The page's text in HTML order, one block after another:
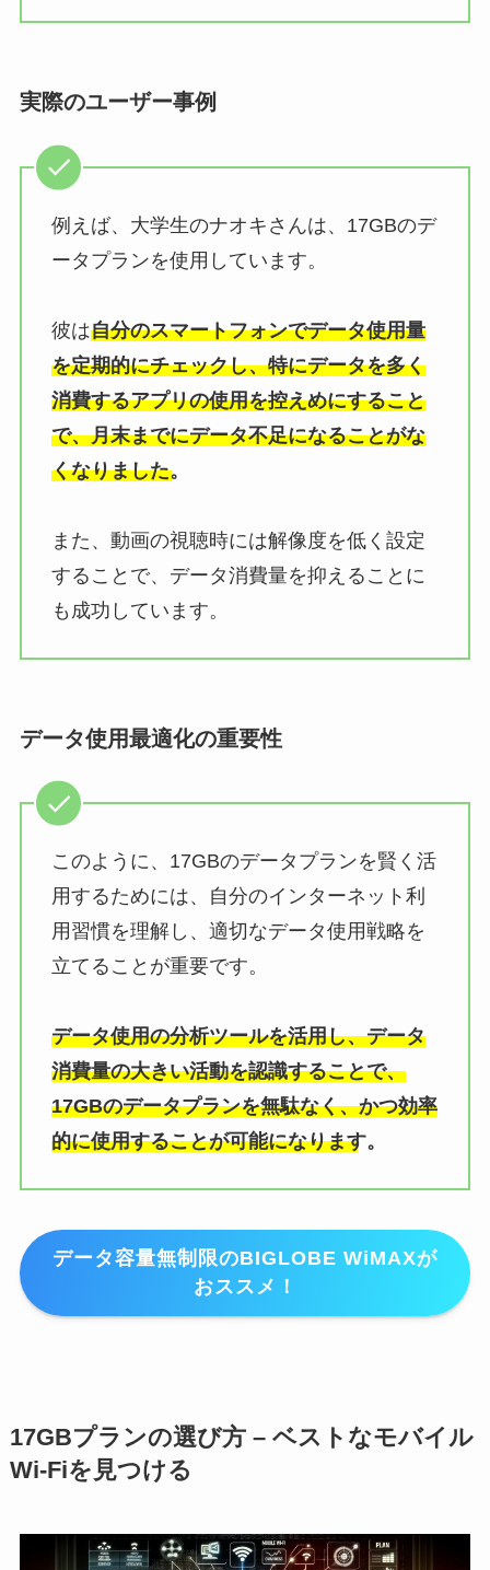
実際のユーザー事例
例えば、大学生のナオキさんは、17GBのデ
ータプランを使用しています。
彼は自分のスマートフォンでデータ使用量
を定期的にチェックし、特にデータを多く
消費するアプリの使用を控えめにすること
で、月末までにデータ不足になることがな
くなりました。
また、動画の視聴時には解像度を低く設定
することで、データ消費量を抑えることに
も成功しています。
データ使用最適化の重要性
このように、17GBのデータプランを賢く活
用するためには、自分のインターネット利
用習慣を理解し、適切なデータ使用戦略を
立てることが重要です。
データ使用の分析ツールを活用し、データ
消費量の大きい活動を認識することで、
17GBのデータプランを無駄なく、かつ効率
的に使用することが可能になります。
データ容量無制限のBIGLOBE WiMAXが
おススメ！
17GBプランの選び方 – ベストなモバイル
Wi-Fiを見つける